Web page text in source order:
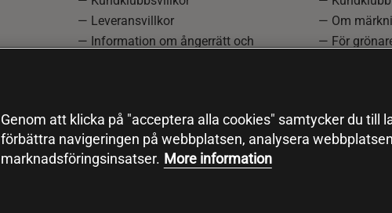
— Leveransvillkor
— Information om ångerrätt och
— Om
— För
Genom att klicka på "acceptera alla cookies" samtycker du till
förbättra navigeringen på webbplatsen, analysera
marknadsföringsinsatser. More information